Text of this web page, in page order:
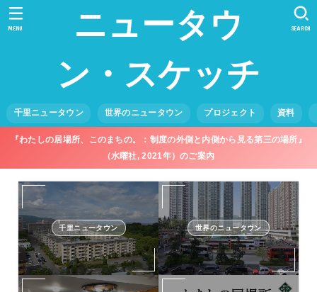
ニュータウ
ン・スケッチ
千里ニュータウン 世界のニュータウン プロジェクト 資料
SEARCH
MENU
『わたしの居場所、このまちの。：制度の外側と内側から見る第三の場所』
（水曜社, 2021年）のご案内
千里ニュータウン 世界のニュータウン